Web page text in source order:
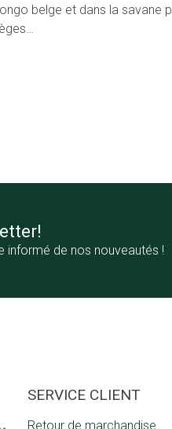
belge et dans la savane
informé de nos nouveautés !
SERVICE CLIENT
Retour de marchandise